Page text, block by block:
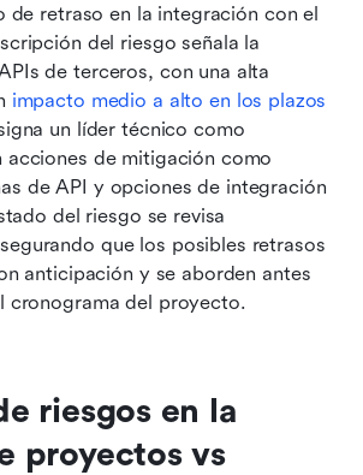
de retraso en la integración con el
del riesgo señala la
de terceros, con una alta
impacto medio a alto en los plazos
un líder técnico como
acciones de mitigación como
de API y opciones de integración
del riesgo se revisa
que los posibles retrasos
anticipación y se aborden antes
cronograma del proyecto.
riesgos en la
proyectos vs